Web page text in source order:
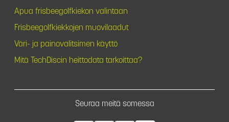
Apua frisbeegolfkiekon valintaan
Frisbeegolfkiekkojen muovilaadut
Väri- ja painovalitsimen käyttö
Mitä TechDiscin heittodata tarkoittaa?
Seuraa meitä somessa